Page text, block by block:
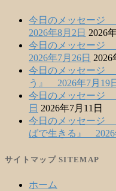
今日のメッセージ
2026年8月2日 2026
今日のメッセージ
2026年7月26日 2026
今日のメッセージ
う』 2026年7月19
今日のメッセージ
日 2026年7月11日
今日のメッセージ
ばで生きる』 2026
サイトマップ SITEMAP
ホーム